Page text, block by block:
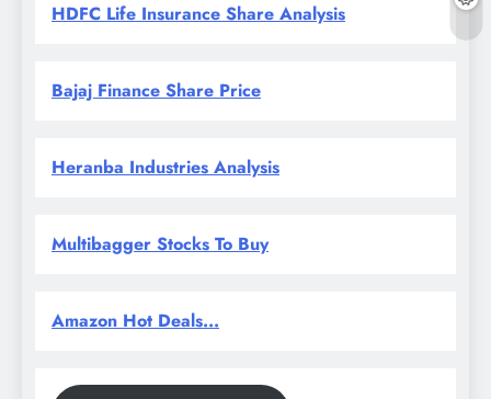
HDFC Life Insurance Share Analysis
Bajaj Finance Share Price
Heranba Industries Analysis
Multibagger Stocks To Buy
Amazon Hot Deals...